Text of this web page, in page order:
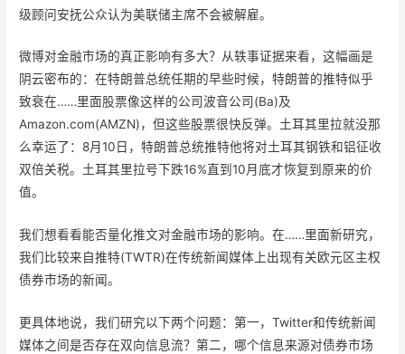
级顾问安抚公众认为美联储主席不会被解雇。
微博对金融市场的真正影响有多大？从轶事证据来看，这幅画是
阴云密布的：在特朗普总统任期的早些时候，特朗普的推特似乎
致衰在……里面股票像这样的公司波音公司(Ba)及
Amazon.com(AMZN)，但这些股票很快反弹。土耳其里拉就没那
么幸运了：8月10日，特朗普总统推特他将对土耳其钢铁和铝征收
双倍关税。土耳其里拉号下跌16%直到10月底才恢复到原来的价
值。
我们想看看能否量化推文对金融市场的影响。在……里面新研究，
我们比较来自推特(TWTR)在传统新闻媒体上出现有关欧元区主权
债券市场的新闻。
更具体地说，我们研究以下两个问题：第一，Twitter和传统新闻
媒体之间是否存在双向信息流？第二，哪个信息来源对债券市场